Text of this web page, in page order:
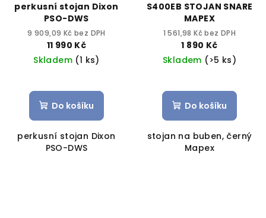
perkusní stojan Dixon
PSO-DWS
9 909,09 Kč bez DPH
11 990 Kč
Skladem (1 ks)
Do košíku
perkusní stojan Dixon
PSO-DWS
S400EB STOJAN SNARE
MAPEX
1 561,98 Kč bez DPH
1 890 Kč
Skladem (>5 ks)
Do košíku
stojan na buben, černý
Mapex